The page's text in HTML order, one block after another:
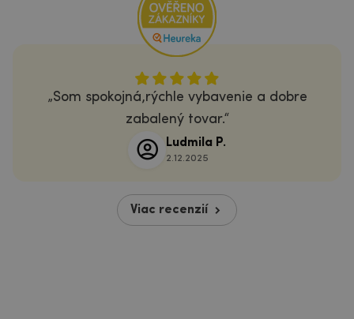
Som spokojná,rýchle vybavenie a dobre
zabalený tovar.
Ludmila P.
2.12.2025
Viac recenzií